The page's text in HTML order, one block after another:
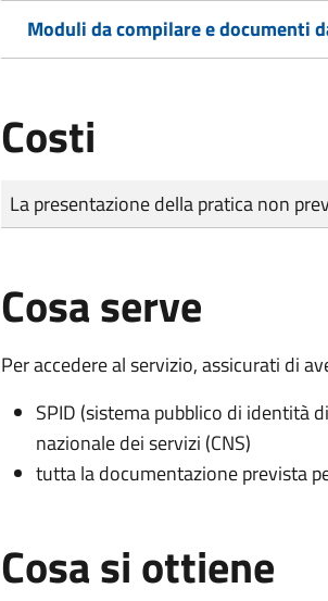
Moduli da compilare e documenti
Costi
Tipo di pagamento
Importo
La presentazione della pratica non
Cosa serve
Per accedere al servizio, assicurati di
SPID (sistema pubblico di identità
nazionale dei servizi (CNS)
tutta la documentazione prevista
Cosa si ottiene